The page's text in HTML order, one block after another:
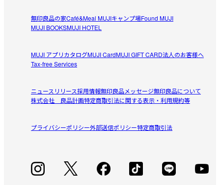
ファスナーの開け締めがしやすい
ける際にストレスがない。地味だけど、大きなポイント。
参考になった（1人）
メッシュ部分には油取り紙など収納
参考になった（2人）
無印良品の家Café&Meal MUJIキャンプ場Found MUJI
MUJI BOOKSMUJI HOTEL
MUJI アプリカタログMUJI CardMUJI GIFT CARD法人のお客様へ
Tax-free Services
ニュースリリース採用情報無印良品メッセージ無印良品について
株式会社 良品計画特定商取引法に関する表示・利用規約等
プライバシーポリシー外部送信ポリシー特定商取引法